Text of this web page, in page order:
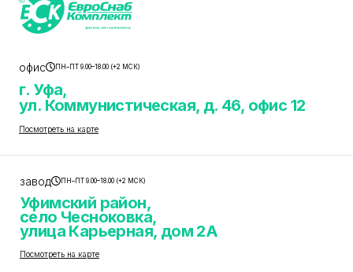
офис ПН–ПТ 9.00–18.00 (+2 МСК)
г. Уфа,
ул. Коммунистическая, д. 46, офис 12
Посмотреть на карте
завод ПН–ПТ 9.00–18.00 (+2 МСК)
Уфимский район,
село Чесноковка,
улица Карьерная, дом 2А
Посмотреть на карте